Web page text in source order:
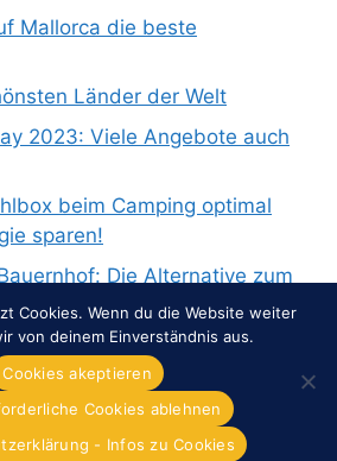
Mallorca die beste
Länder der Welt
2023: Viele Angebote auch
beim Camping optimal
sparen!
Die Alternative zum
Europe.de• Erstellt mit
GeneratePress
Cookies. Wenn du die Website weiter
von deinem Einverständnis aus.
Cookies akeptieren
Cookies ablehnen
- Infos zu Cookies